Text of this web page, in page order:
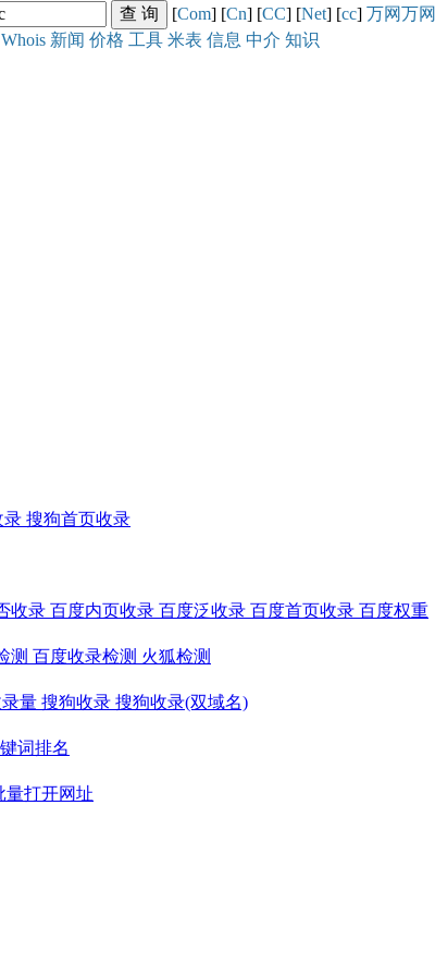
[Com] [Cn] [CC] [Net] [cc] 万网万网
Whois 新闻 价格 工具 米表 信息 中介 知识